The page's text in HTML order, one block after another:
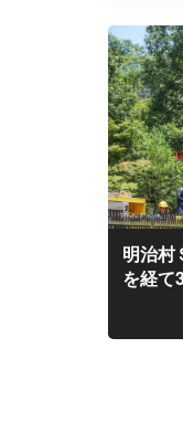
明治村
を経て